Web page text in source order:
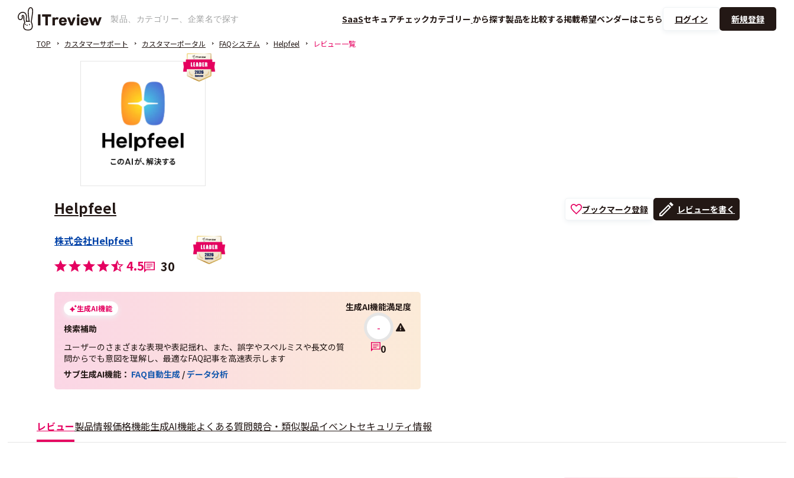
SaaSセキュアチェックカテゴリー から探す製品を比較する掲載希望ベンダーはこちら ログイン 新規登録
TOP カスタマーサポート カスタマーポータル FAQシステム Helpfeel レビュー一覧
Helpfeel
株式会社Helpfeel
4.5 30
生成AI機能
検索補助
ユーザーのさまざまな表現や表記揺れ、また、誤字やスペルミスや長文の質
問からでも意図を理解し、最適なFAQ記事を高速表示します
生成AI機能満足度
-
0
サブ生成AI機能： FAQ自動生成 /データ分析
ブックマーク登録 レビューを書く
レビュー製品情報価格機能生成AI機能よくある質問競合・類似製品イベントセキュリティ情報